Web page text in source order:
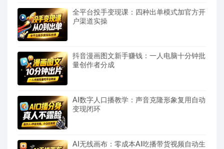
全平台投手变现课：四种出单模式加官方开
户渠道实操
抖音漫画图文新手赚钱：一人电脑十分钟批
量创作者分成
AI数字人口播教学：声音克隆形象复用自动
变现闭环
AI无线画布：零成本AI吃播带货视频自动生